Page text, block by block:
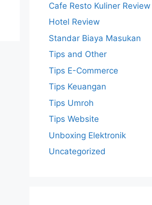
Cafe Resto Kuliner Review
Hotel Review
Standar Biaya Masukan
Tips and Other
Tips E-Commerce
Tips Keuangan
Tips Umroh
Tips Website
Unboxing Elektronik
Uncategorized